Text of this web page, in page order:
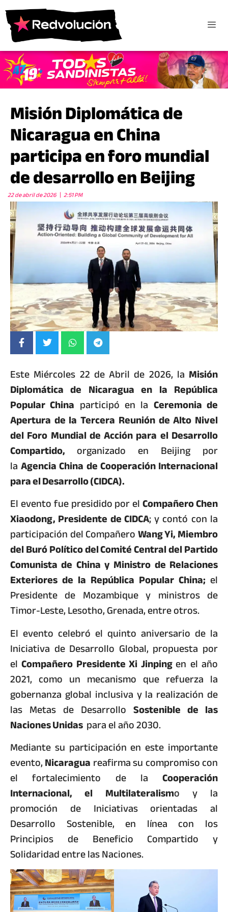
Misión Diplomática de
Nicaragua en China
participa en foro mundial
de desarrollo en Beijing
22 de abril de 2026 2:51 PM
Este Miércoles 22 de Abril de 2026, la Misión
Diplomática de Nicaragua en la República
Popular China participó en la Ceremonia de
Apertura de la Tercera Reunión de Alto Nivel
del Foro Mundial de Acción para el Desarrollo
Compartido, organizado en Beijing por
laAgencia China de Cooperación Internacional
para el Desarrollo (CIDCA).
El evento fue presidido por elCompañero Chen
Xiaodong, Presidente de CIDCA; y contó con la
participación del CompañeroWang Yi, Miembro
del Buró Político del Comité Central del Partido
Comunista de China y Ministro de Relaciones
Exteriores de la República Popular China; el
Presidente de Mozambique y ministros de
Timor-Leste, Lesotho, Grenada, entre otros.
El evento celebró el quinto aniversario de la
Iniciativa de Desarrollo Global, propuesta por
elCompañero Presidente Xi Jinpingen el año
2021, como un mecanismo que refuerza la
gobernanza global inclusiva y la realización de
las Metas de Desarrollo Sostenible de las
Naciones Unidas para el año 2030.
Mediante su participación en este importante
evento,Nicaraguareafirma su compromiso con
el fortalecimiento de la Cooperación
Internacional, el Multilateralismo y la
promoción de Iniciativas orientadas al
Desarrollo Sostenible, en línea con los
Principios de Beneficio Compartido y
Solidaridad entre las Naciones.